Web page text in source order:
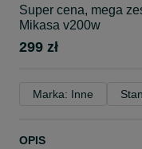
Super cena, mega
Mikasa v200w
299 zł
Marka: Inne
OPIS